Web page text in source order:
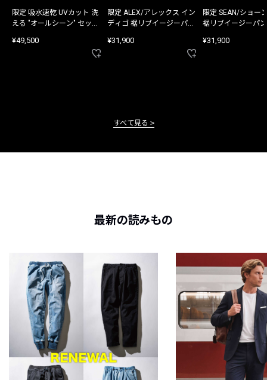
限定 吸水速乾 UVカット 洗
える "オールシーン" セット
¥49,500
限定 ALEX/アレックス イン
ディゴ 裾リブイージーパン
¥31,900
限定 SEAN/ショー
裾リブイージーパ
¥31,900
すべて見る
最新の読みもの